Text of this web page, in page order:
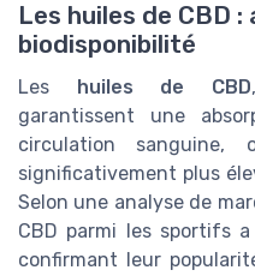
Les huiles de CBD
biodisponibilité
Les huiles de CBD
garantissent une
circulation sanguine,
significativement plus
Selon une analyse de
CBD parmi les sportifs
confirmant leur